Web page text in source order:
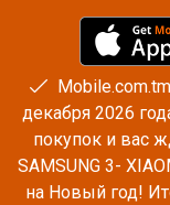
декабря 2026
покупок и вас
SAMSUNG 3-
на Новый год!